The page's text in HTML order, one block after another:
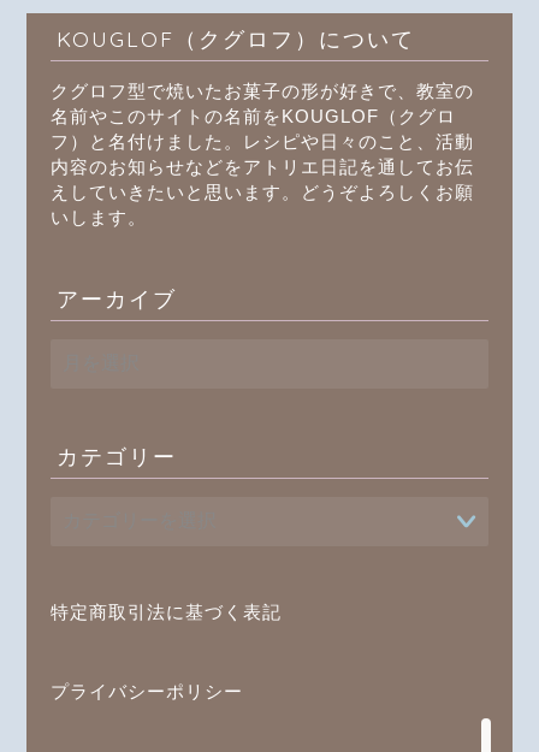
KOUGLOF（クグロフ）について
クグロフ型で焼いたお菓子の形が好きで、教室の
名前やこのサイトの名前をKOUGLOF（クグロ
フ）と名付けました。レシピや日々のこと、活動
内容のお知らせなどをアトリエ日記を通してお伝
えしていきたいと思います。どうぞよろしくお願
いします。
アーカイブ
ブ
カテゴリー
特定商取引法に基づく表記
プライバシーポリシー
プロフィール
オンラインレッスン